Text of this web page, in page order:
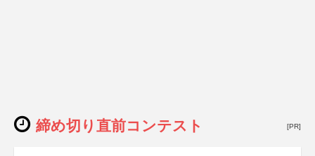
締め切り直前コンテスト [PR]